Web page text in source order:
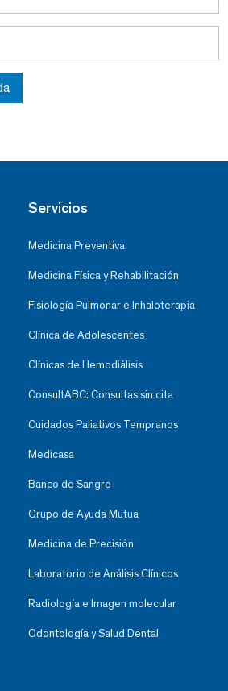
Servicios
Medicina Preventiva
Medicina Física y Rehabilitación
Fisiología Pulmonar e Inhaloterapia
Clínica de Adolescentes
Clínicas de Hemodiálisis
ConsultABC: Consultas sin cita
Cuidados Paliativos Tempranos
Medicasa
Banco de Sangre
Grupo de Ayuda Mutua
Medicina de Precisión
Laboratorio de Análisis Clínicos
Radiología e Imagen molecular
Odontología y Salud Dental